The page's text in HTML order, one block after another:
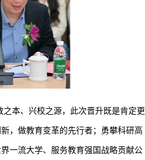
本、兴校之源，此次晋升既是肯定更
，做教育变革的先行者；勇攀科研高
一流大学、服务教育强国战略贡献公